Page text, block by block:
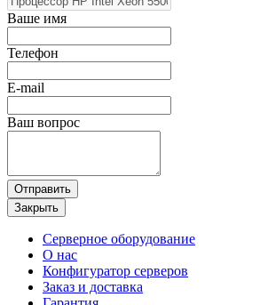
Ваше имя
Телефон
E-mail
Ваш вопрос
Отправить
Закрыть
Серверное оборудование
О нас
Конфигуратор серверов
Заказ и доставка